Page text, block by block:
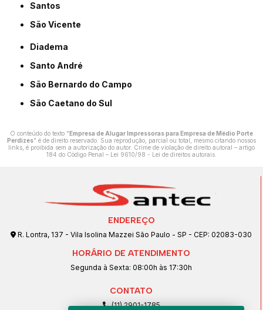
Santos
São Vicente
Diadema
Santo André
São Bernardo do Campo
São Caetano do Sul
O conteúdo do texto "Empresa de Alugar Impressoras para Empresa de Médio Porte
Perdizes" é de direito reservado. Sua reprodução, parcial ou total, mesmo citando nossos
links, é proibida sem a autorização do autor. Crime de violação de direito autoral – artigo
184 do Código Penal – Lei 9610/98 - Lei de direitos autorais
ENDEREÇO
R. Lontra, 137 - Vila Isolina Mazzei São Paulo - SP - CEP: 02083-030
HORÁRIO DE ATENDIMENTO
Segunda à Sexta: 08:00h às 17:30h
CONTATO
(11) 2901-1785